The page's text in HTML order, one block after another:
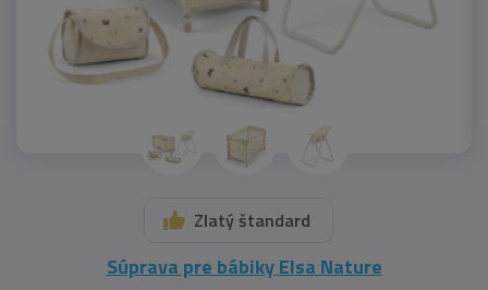
Zlatý štandard
Súprava pre bábiky Elsa Nature